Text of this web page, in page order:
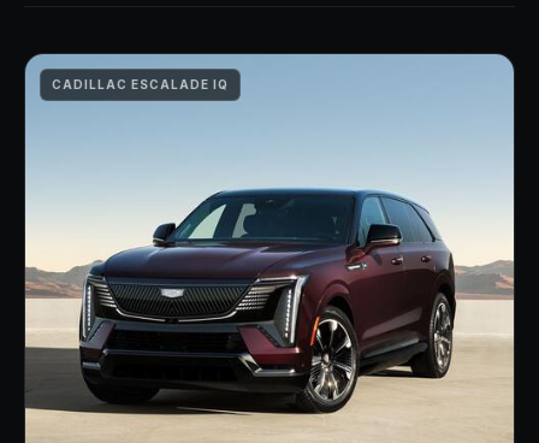
CADILLAC ESCALADE IQ